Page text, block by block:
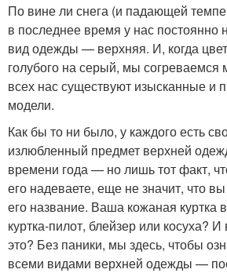
По вине ли снега (и падающей
в последнее время у нас постоянно
вид одежды — верхняя. И, когда
голубого на серый, мы согреваемся
всех нас существуют изысканные и
модели.
Как бы то ни было, у каждого есть
излюбленный предмет верхней
времени года — но лишь тот факт,
его надеваете, еще не значит, что
его название. Ваша кожаная куртка
куртка-пилот, блейзер или косуха?
это? Без паники, мы здесь, чтобы
всеми видами верхней одежды —